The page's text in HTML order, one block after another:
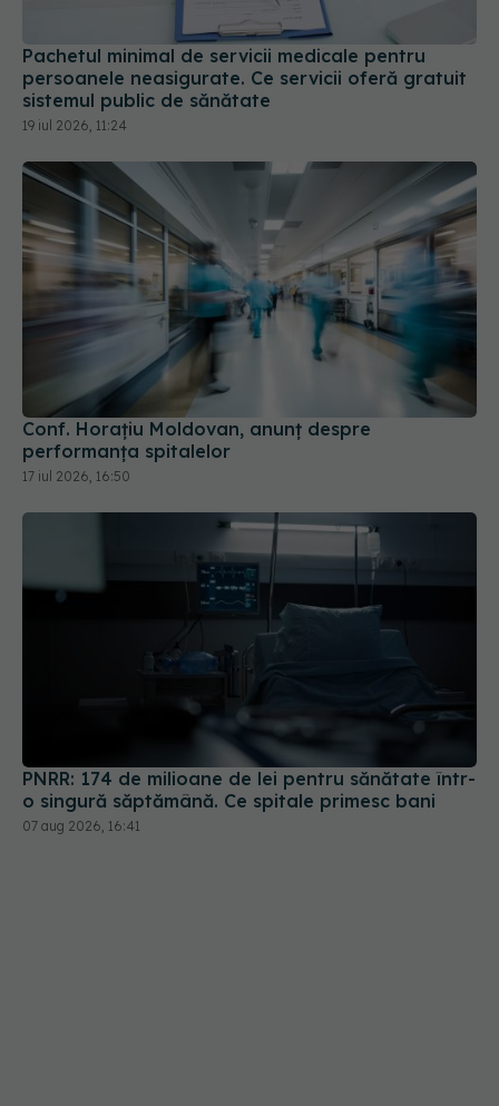
Pachetul minimal de servicii medicale pentru
persoanele neasigurate. Ce servicii oferă gratuit
sistemul public de sănătate
19 iul 2026, 11:24
Conf. Horațiu Moldovan, anunț despre
performanța spitalelor
17 iul 2026, 16:50
PNRR: 174 de milioane de lei pentru sănătate într-
o singură săptămână. Ce spitale primesc bani
07 aug 2026, 16:41